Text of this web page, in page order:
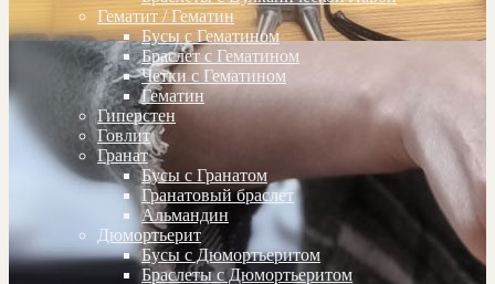
Гематит / Гематин
Бусы с Гематином
Браслет с Гематином
Четки с Гематином
Гематин
Гиперстен
Говлит
Гранат
Бусы с Гранатом
Гранатовый браслет
Альмандин
Дюмортьерит
Бусы с Дюмортьеритом
Браслеты с Дюмортьеритом